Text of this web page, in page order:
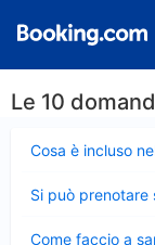
Le 10
Cosa è incluso
chiuso
Si può
chiuso
Come faccio a